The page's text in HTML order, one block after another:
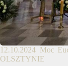
12.10.2024 Moc
OLSZTYNIE